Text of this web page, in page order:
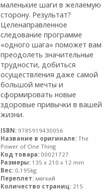
маленькие шаги в желаемую
сторону. Результат?
Целенаправленное
следование программе
«одного шага» поможет вам
преодолеть значительные
трудности, добиться
осуществления даже самой
большой мечты и
сформировать новые
здоровые привычки в вашей
жизни.
ISBN: 9785919430056
Название в оригинале: The
Power of One Thing
Код товара: 00021727
Размеры: 135 x 210 x 12 mm
Вес: 0,195kg
Переплет: мягкий
Количество страниц: 215